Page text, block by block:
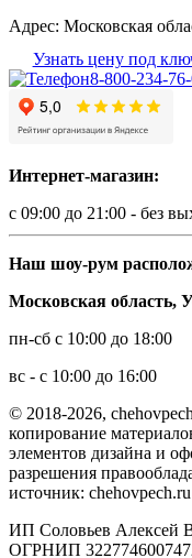
Адрес: Московская
Узнать цену под
8-800-234-
Интернет-магазин:
с 09:00 до 21:00 - без
Наш шоу-рум
Московская область,
пн-сб с 10:00 до 18:00
вс - с 10:00 до 16:00
© 2018-2026,
копирование
элементов дизайна и
разрешения
источник: chehovpech.ru
ИП Соловьев Алексей
ОГРНИП